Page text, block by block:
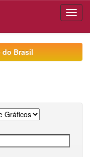
do Brasil